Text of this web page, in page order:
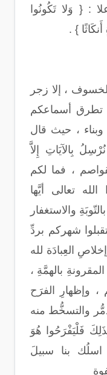
: { وَلا تَكُونُوا
} .
، إلا زجر
تطرق أسماعكم
، حيث قال
بِالآيَاتِ إِلاَّ
، فما لكم
تعالى أيَّها
والاستغفار
شهركم بردِّ
العِبادَة لله
بالهمَّةِ ،
، وإظهارِ الفرَح
والتسخُّط منه
فَلْيَفْرَحُوا هُوَ
بنا سبيلَ